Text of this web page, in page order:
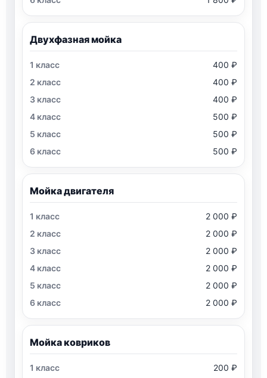
Двухфазная мойка
400 ₽
400 ₽
400 ₽
500 ₽
500 ₽
500 ₽
Мойка двигателя
2 000 ₽
2 000 ₽
2 000 ₽
2 000 ₽
2 000 ₽
2 000 ₽
Мойка ковриков
200 ₽